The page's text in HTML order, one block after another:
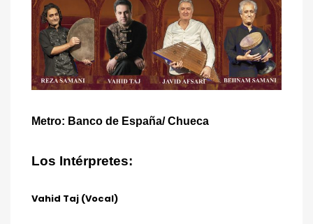
Metro: Banco de España/ Chueca
Los Intérpretes:
Vahid Taj (Vocal)